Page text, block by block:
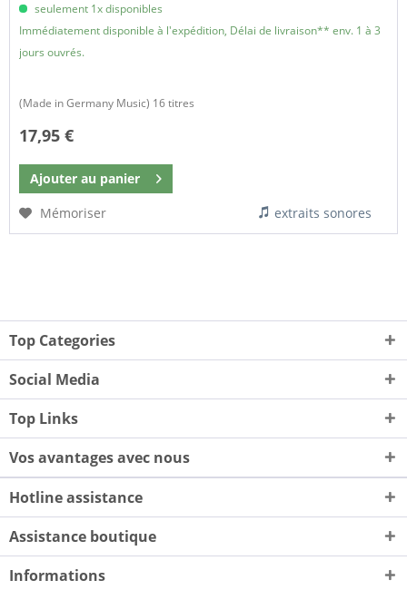
seulement 1x disponibles
Immédiatement disponible à l'expédition, Délai de livraison** env. 1 à 3
jours ouvrés.
(Made in Germany Music) 16 titres
17,95 €
Ajouter au panier
Mémoriser
extraits sonores
Top Categories
Social Media
Top Links
Vos avantages avec nous
Hotline assistance
Assistance boutique
Informations